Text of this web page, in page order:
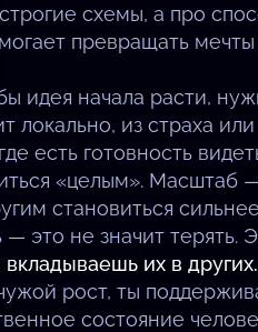
схемы, а про
превращать
идея начала расти,
из страха
есть готовность
«целым». Масштаб
становиться
это не значит терять.
их в других.
рост, ты
состояние